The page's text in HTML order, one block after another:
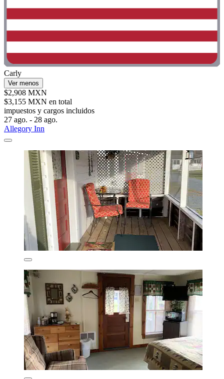
Carly
Ver menos
$2,908 MXN
$3,155 MXN en total
impuestos y cargos incluidos
27 ago. - 28 ago.
Allegory Inn